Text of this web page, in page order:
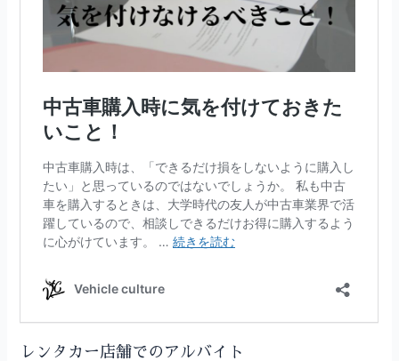
レンタカー店舗でのアルバイト